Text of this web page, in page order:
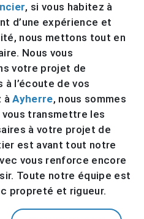
, si vous habitez à
d’une expérience et
nous mettons tout en
Nous vous
votre projet de
à l’écoute de vos
àAyherre, nous sommes
transmettre les
à votre projet de
est avant tout notre
vous renforce encore
Toute notre équipe est
propreté et rigueur.